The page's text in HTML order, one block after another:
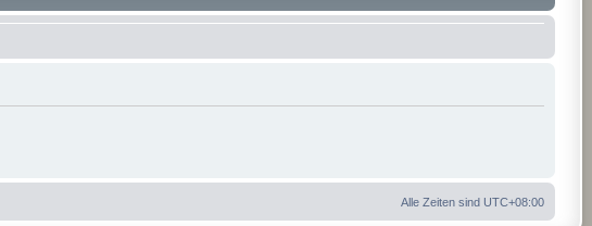
Alle Zeiten sind UTC+08:00